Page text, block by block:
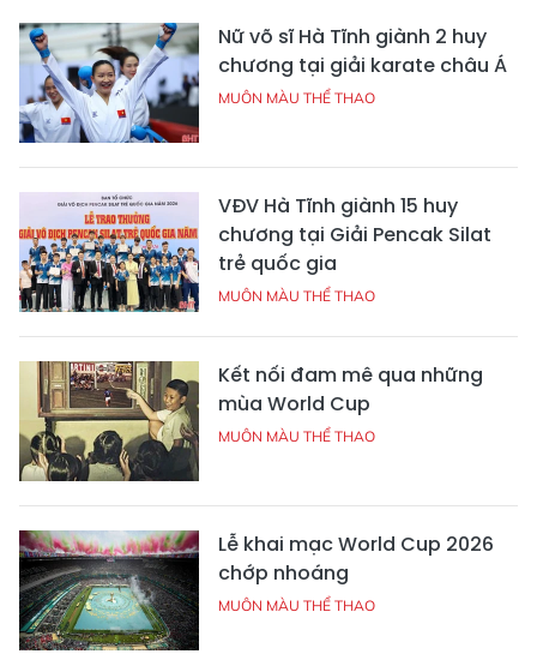
Nữ võ sĩ Hà Tĩnh giành 2 huy
chương tại giải karate châu Á
MUÔN MÀU THỂ THAO
VĐV Hà Tĩnh giành 15 huy
chương tại Giải Pencak Silat
trẻ quốc gia
MUÔN MÀU THỂ THAO
Kết nối đam mê qua những
mùa World Cup
MUÔN MÀU THỂ THAO
Lễ khai mạc World Cup 2026
chớp nhoáng
MUÔN MÀU THỂ THAO